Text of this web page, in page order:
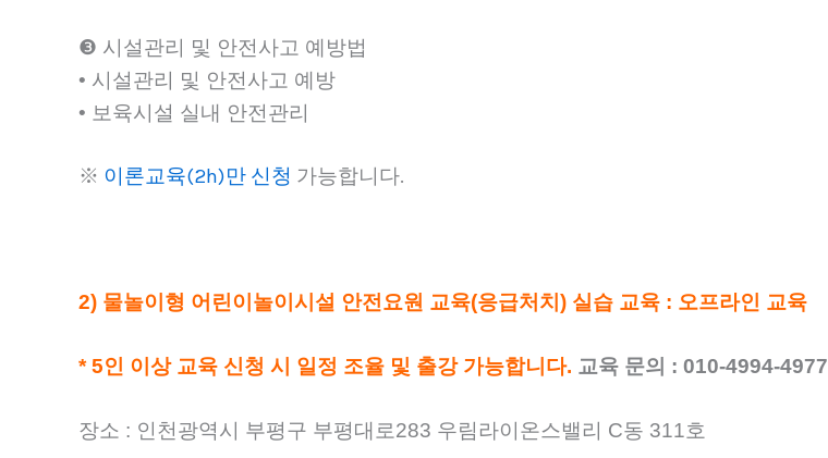
❸ 시설관리 및 안전사고 예방법
• 시설관리 및 안전사고 예방
• 보육시설 실내 안전관리
※ 이론교육(2h)만 신청 가능합니다.
2) 물놀이형 어린이놀이시설 안전요원 교육(응급처치) 실습 교육 : 오프라인 교육
* 5인 이상 교육 신청 시 일정 조율 및 출강 가능합니다. 교육 문의 : 010-4994-4977
장소 : 인천광역시 부평구 부평대로283 우림라이온스밸리 C동 311호